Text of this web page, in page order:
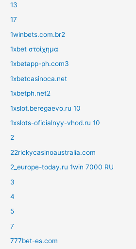
13
17
1winbets.com.br2
1xbet στοίχημα
1xbetapp-ph.com3
1xbetcasinoca.net
1xbetph.net2
1xslot.beregaevo.ru 10
1xslots-oficialnyy-vhod.ru 10
2
22rickycasinoaustralia.com
2_europe-today.ru 1win 7000 RU
3
4
5
7
777bet-es.com